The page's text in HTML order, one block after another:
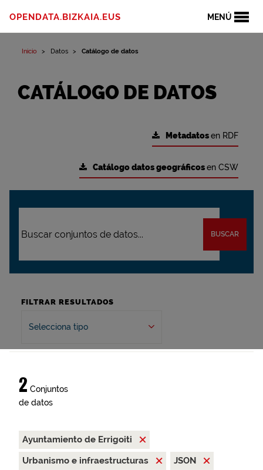
MENÚ
OPENDATA.BIZKAIA.EUS
Inicio Datos Catálogo de datos
CATÁLOGO DE DATOS
Metadatosen RDF
Catálogo datos geográficosen CSW
BUSCAR
FILTRAR RESULTADOS
Selecciona tipo
2 Conjuntos
de datos
Ayuntamiento de Errigoiti
Urbanismo e infraestructuras
JSON